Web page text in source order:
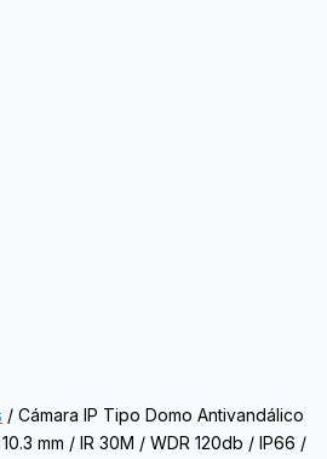
/ Cámara IP Tipo Domo Antivandálico
mm / IR 30M / WDR 120db / IP66 /